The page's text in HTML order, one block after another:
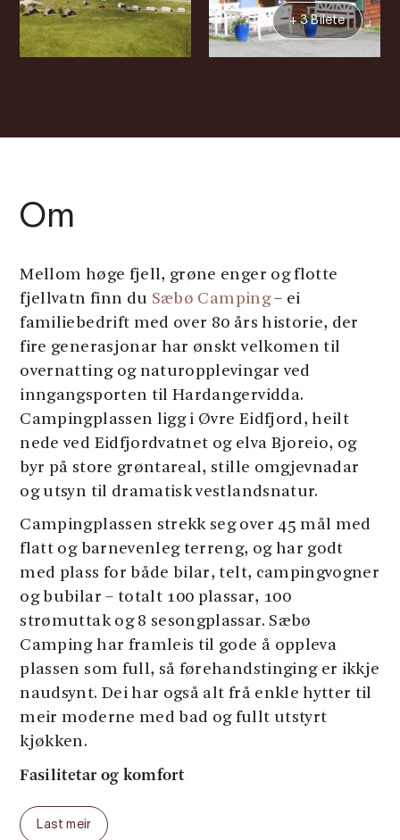
+ 3 Bilete
Om
Mellom høge fjell, grøne enger og flotte
fjellvatn finn du Sæbø Camping– ei
familiebedrift med over 80 års historie, der
fire generasjonar har ønskt velkomen til
overnatting og naturopplevingar ved
inngangsporten til Hardangervidda.
Campingplassen ligg i Øvre Eidfjord, heilt
nede ved Eidfjordvatnet og elva Bjoreio, og
byr på store grøntareal, stille omgjevnadar
og utsyn til dramatisk vestlandsnatur.
Campingplassen strekk seg over 45 mål med
flatt og barnevenleg terreng, og har godt
med plass for både bilar, telt, campingvogner
og bubilar – totalt 100 plassar, 100
strømuttak og 8 sesongplassar. Sæbø
Camping har framleis til gode å oppleva
plassen som full, så førehandstinging er ikkje
naudsynt. Dei har også alt frå enkle hytter til
meir moderne med bad og fullt utstyrt
kjøkken.
Fasilitetar og komfort
Her finn du alt du treng for eit behageleg
opphald:
Last meir